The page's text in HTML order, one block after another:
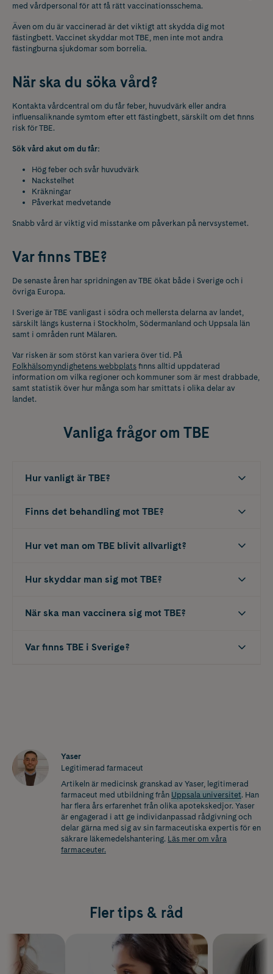
med vårdpersonal för att få rätt vaccinationsschema.
Även om du är vaccinerad är det viktigt att skydda dig mot
fästingbett. Vaccinet skyddar mot TBE, men inte mot andra
fästingburna sjukdomar som borrelia.
När ska du söka vård?
Kontakta vårdcentral om du får feber, huvudvärk eller andra
influensaliknande symtom efter ett fästingbett, särskilt om det finns
risk för TBE.
Sök vård akut om du får:
Hög feber och svår huvudvärk
Nackstelhet
Kräkningar
Påverkat medvetande
Snabb vård är viktig vid misstanke om påverkan på nervsystemet.
Var finns TBE?
De senaste åren har spridningen av TBE ökat både i Sverige och i
övriga Europa.
I Sverige är TBE vanligast i södra och mellersta delarna av landet,
särskilt längs kusterna i Stockholm, Södermanland och Uppsala län
samt i områden runt Mälaren.
Var risken är som störst kan variera över tid. På
Folkhälsomyndighetens webbplats finns alltid uppdaterad
information om vilka regioner och kommuner som är mest drabbade,
samt statistik över hur många som har smittats i olika delar av
landet.
Vanliga frågor om TBE
Hur vanligt är TBE?
Finns det behandling mot TBE?
Hur vet man om TBE blivit allvarligt?
Hur skyddar man sig mot TBE?
När ska man vaccinera sig mot TBE?
Var finns TBE i Sverige?
Yaser
Legitimerad farmaceut
Artikeln är medicinsk granskad av Yaser, legitimerad
farmaceut med utbildning från Uppsala universitet. Han
har flera års erfarenhet från olika apotekskedjor. Yaser
är engagerad i att ge individanpassad rådgivning och
delar gärna med sig av sin farmaceutiska expertis för en
säkrare läkemedelshantering. Läs mer om våra
farmaceuter.
Fler tips & råd